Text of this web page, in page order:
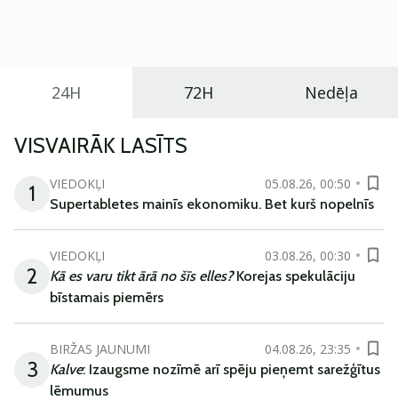
24H 72H Nedēļa
VISVAIRĀK LASĪTS
1
VIEDOKĻI
05.08.26, 00:50
Supertabletes mainīs ekonomiku. Bet kurš nopelnīs
2
VIEDOKĻI
03.08.26, 00:30
Kā es varu tikt ārā no šīs elles?Korejas spekulāciju
bīstamais piemērs
3
BIRŽAS JAUNUMI
04.08.26, 23:35
Kalve: Izaugsme nozīmē arī spēju pieņemt sarežģītus
lēmumus